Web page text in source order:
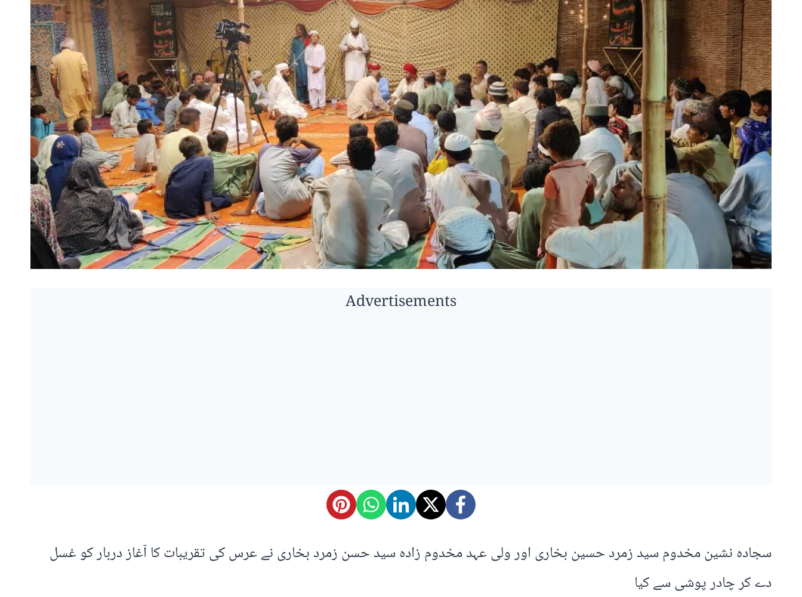
Advertisements
سجادہ نشین مخدوم سید زمرد حسین بخاری اور ولی عہد مخدوم زادہ سید حسن زمرد بخاری نے عرس کی تقریبات کا آغاز دربار کو غسل
دے کر چادر پوشی سے کیا